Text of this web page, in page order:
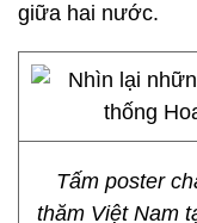
giữa hai nước.
Tấm poster
thăm Việt Nam